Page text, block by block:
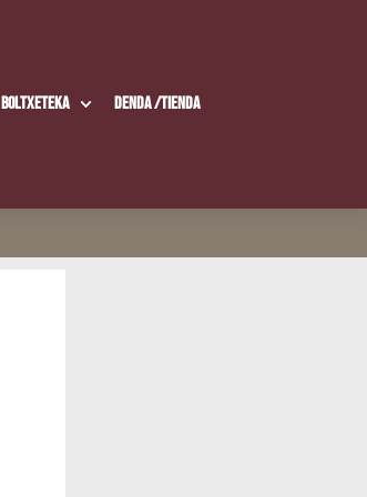
Boltxe­te­ka Den­da /​Tien­da